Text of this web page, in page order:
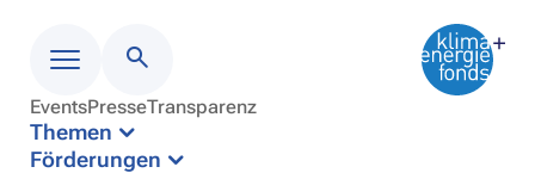
Menü
EventsPresseTransparenz
Themen
Förderungen